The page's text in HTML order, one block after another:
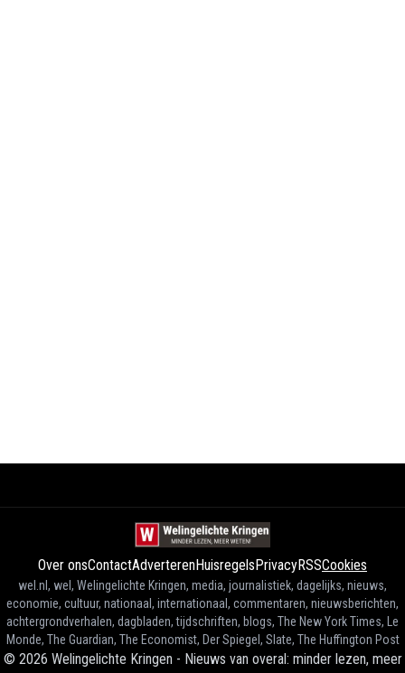
Over onsContactAdverterenHuisregelsPrivacyRSSCookies
wel.nl, wel, Welingelichte Kringen, media, journalistiek, dagelijks, nieuws,
economie, cultuur, nationaal, internationaal, commentaren, nieuwsberichten,
achtergrondverhalen, dagbladen, tijdschriften, blogs, The New York Times, Le
Monde, The Guardian, The Economist, Der Spiegel, Slate, The Huffington Post
© 2026 Welingelichte Kringen - Nieuws van overal: minder lezen, meer